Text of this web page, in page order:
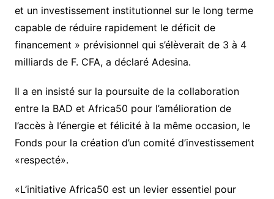
et un investissement institutionnel sur le long terme
capable de réduire rapidement le déficit de
financement » prévisionnel qui s’élèverait de 3 à 4
milliards de F. CFA, a déclaré Adesina.
Il a en insisté sur la poursuite de la collaboration
entre la BAD et Africa50 pour l’amélioration de
l’accès à l’énergie et félicité à la même occasion, le
Fonds pour la création d’un comité d’investissement
«respecté».
«L’initiative Africa50 est un levier essentiel pour